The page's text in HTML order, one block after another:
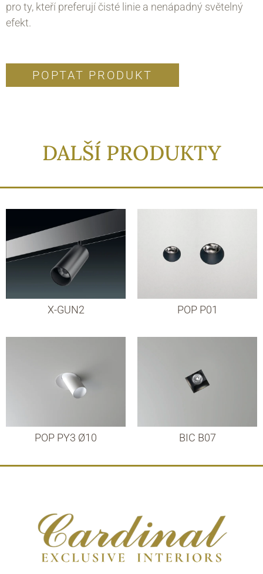
pro ty, kteří preferují čisté linie a nenápadný světelný
efekt.
POPTAT PRODUKT
DALŠÍ PRODUKTY
X-GUN2 POP P01
POP PY3 Ø10 BIC B07